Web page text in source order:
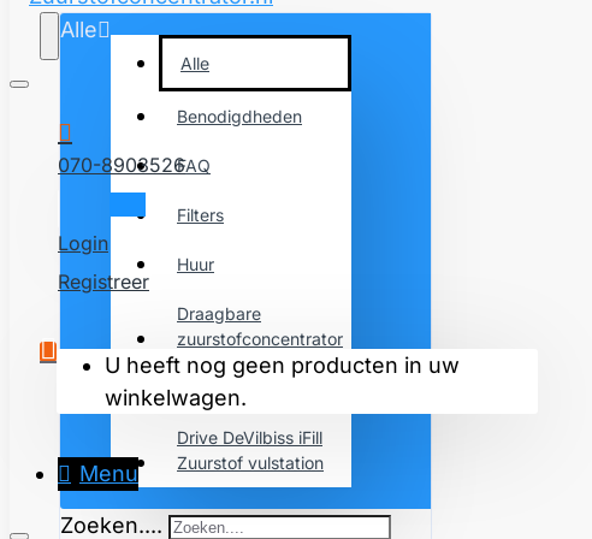
Alle
Alle
Benodigdheden
FAQ
Filters
Huur
Draagbare
zuurstofconcentrator
Drive DeVilbiss iFill
Zuurstof vulstation
Zoeken....
070-8903526
Login
Registreer
U heeft nog geen producten in uw
winkelwagen.
Menu